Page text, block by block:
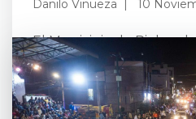
Danilo Vinueza 10
El Municipio de
del alcalde John
viernes 8 de noviembre
rehabilitación del Parque